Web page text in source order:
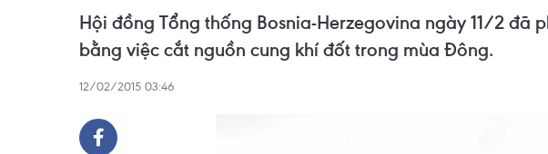
Hội đồng Tổng thống Bosnia-Herzegovina ngày 11/2
bằng việc cắt nguồn cung khí đốt trong mùa Đông.
12/02/2015 03:46